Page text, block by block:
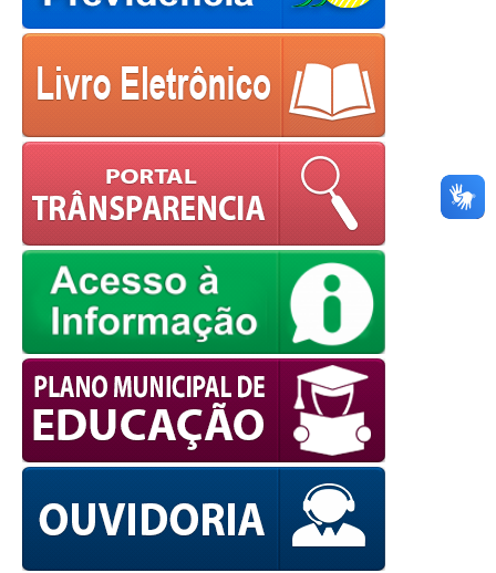
OK
European Commission |
Cookies Policy
powered by WPCookiePro